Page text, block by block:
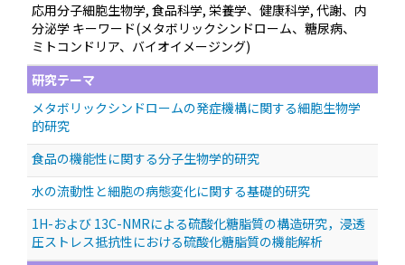
応用分子細胞生物学, 食品科学, 栄養学、健康科学, 代謝、内
分泌学 キーワード(メタボリックシンドローム、糖尿病、
ミトコンドリア、バイオイメージング)
研究テーマ
メタボリックシンドロームの発症機構に関する細胞生物学
的研究
食品の機能性に関する分子生物学的研究
水の流動性と細胞の病態変化に関する基礎的研究
1H-および 13C-NMRによる硫酸化糖脂質の構造研究，浸透
圧ストレス抵抗性における硫酸化糖脂質の機能解析